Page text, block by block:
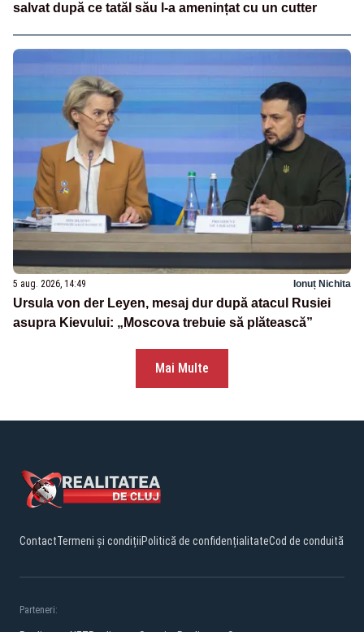
salvat după ce tatăl său l-a amenințat cu un cutter
5 aug. 2026, 14:49 Ionuț Nichita
Ursula von der Leyen, mesaj dur după atacul Rusiei
asupra Kievului: „Moscova trebuie să plătească”
Mai Multe
ContactTermeni și condițiiPolitică de confidențialitateCod de conduită
Parteneri: